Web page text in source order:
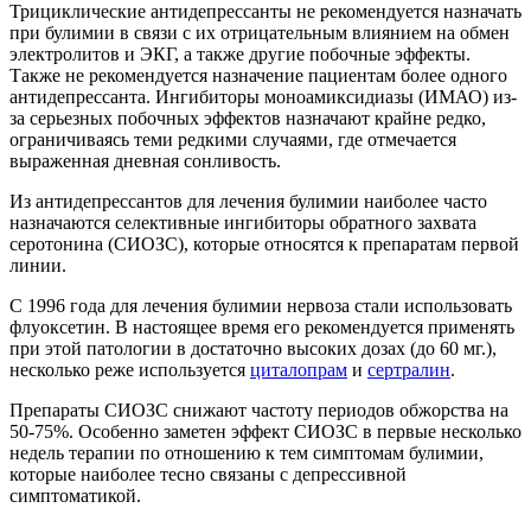
Трициклические антидепрессанты не рекомендуется назначать
при булимии в связи с их отрицательным влиянием на обмен
электролитов и ЭКГ, а также другие побочные эффекты.
Также не рекомендуется назначение пациентам более одного
антидепрессанта. Ингибиторы моноамиксидиазы (ИМАО) из-
за серьезных побочных эффектов назначают крайне редко,
ограничиваясь теми редкими случаями, где отмечается
выраженная дневная сонливость.
Из антидепрессантов для лечения булимии наиболее часто
назначаются селективные ингибиторы обратного захвата
серотонина (СИОЗС), которые относятся к препаратам первой
линии.
С 1996 года для лечения булимии нервоза стали использовать
флуоксетин. В настоящее время его рекомендуется применять
при этой патологии в достаточно высоких дозах (до 60 мг.),
несколько реже используется циталопрам и сертралин.
Препараты СИОЗС снижают частоту периодов обжорства на
50-75%. Особенно заметен эффект СИОЗС в первые несколько
недель терапии по отношению к тем симптомам булимии,
которые наиболее тесно связаны с депрессивной
симптоматикой.